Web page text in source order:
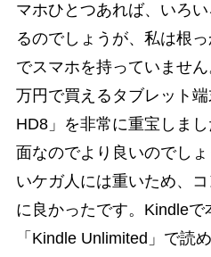
マホひとつあれば、いろ
るのでしょうが、私は根
でスマホを持っていませ
万円で買えるタブレット
HD8」を非常に重宝しま
面なのでより良いのでし
いケガ人には重いため、
に良かったです。Kindleで
「Kindle Unlimited」で読